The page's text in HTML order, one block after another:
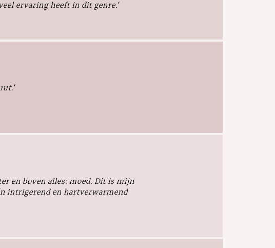
ervaring heeft in dit genre.'
en boven alles: moed. Dit is mijn
intrigerend en hartverwarmend